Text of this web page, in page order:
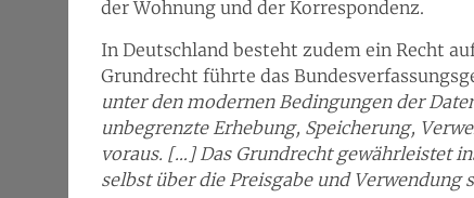
der Wohnung und der Korrespondenz.
In Deutschland besteht zudem ein Recht
Grundrecht führte das
unter den modernen Bedingungen der
unbegrenzte Erhebung, Speicherung,
voraus. […] Das Grundrecht gewährleistet
selbst über die Preisgabe und